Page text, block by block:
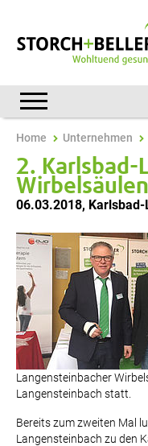
Home Unternehmen
2. Karlsbad-
06.03.2018,
Langensteinbacher
Langensteinbach​ statt.
Bereits zum zweiten Mal
Langensteinbach zu den